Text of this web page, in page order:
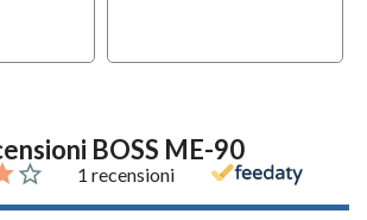
BOSS ME-90
1 recensioni